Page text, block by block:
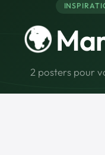
🌍
2 posters pour